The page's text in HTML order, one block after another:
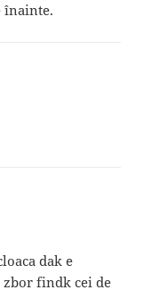
înainte.
dak e
zbor findk cei de